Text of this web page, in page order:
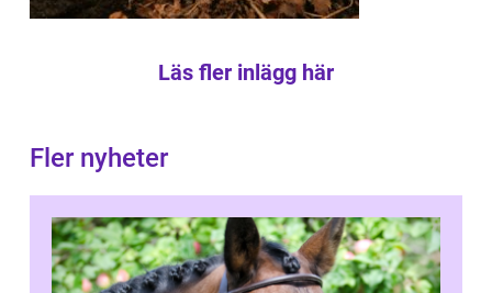
Läs fler inlägg här
Fler nyheter